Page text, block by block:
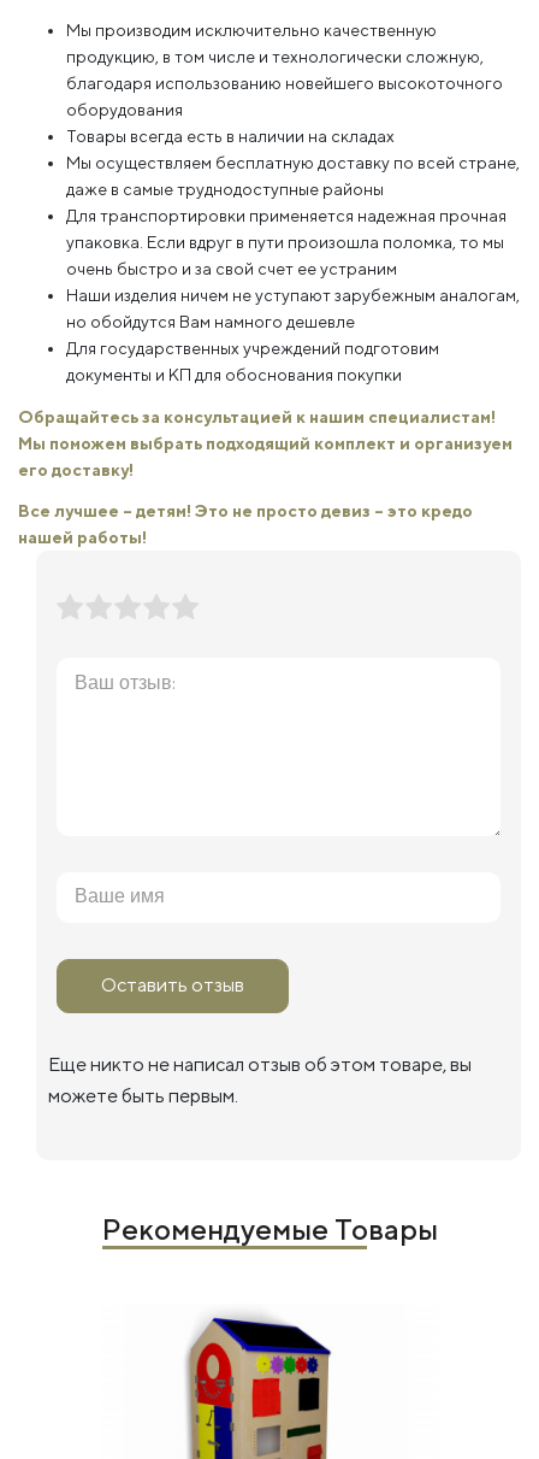
Мы производим исключительно качественную
продукцию, в том числе и технологически сложную,
благодаря использованию новейшего высокоточного
оборудования
Товары всегда есть в наличии на складах
Мы осуществляем бесплатную доставку по всей стране,
даже в самые труднодоступные районы
Для транспортировки применяется надежная прочная
упаковка. Если вдруг в пути произошла поломка, то мы
очень быстро и за свой счет ее устраним
Наши изделия ничем не уступают зарубежным аналогам,
но обойдутся Вам намного дешевле
Для государственных учреждений подготовим
документы и КП для обоснования покупки
Обращайтесь за консультацией к нашим специалистам!
Мы поможем выбрать подходящий комплект и организуем
его доставку!
Все лучшее – детям! Это не просто девиз – это кредо
нашей работы!
Оставить отзыв
Еще никто не написал отзыв об этом товаре, вы
можете быть первым.
Рекомендуемые Товары